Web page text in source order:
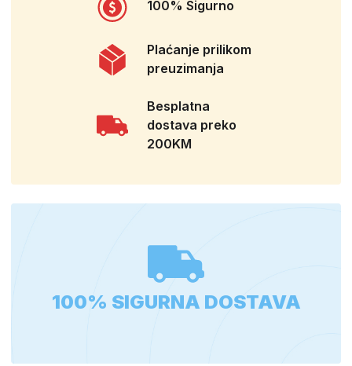
100% Sigurno
Plaćanje prilikom
preuzimanja
Besplatna
dostava preko
200KM
100% SIGURNA DOSTAVA